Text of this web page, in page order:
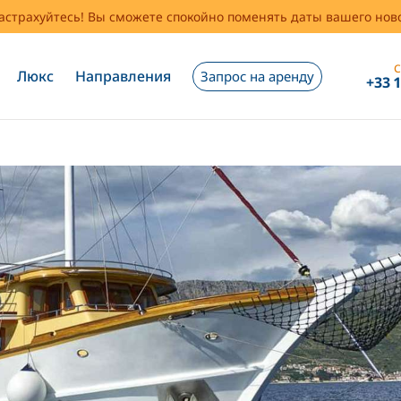
Вы сможете спокойно поменять даты вашего
Люкс Направления Запрос на аренду +33